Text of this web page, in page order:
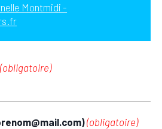
Montmidi -
(obligatoire)
(obligatoire)